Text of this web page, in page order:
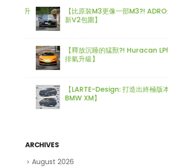
【比原裝M3更像一部M3?! ADRO最
新V2包圍】
【釋放沉睡的猛獸?! Huracan LP610
排氣升級】
【LARTE-Design: 打造出終極版本的
BMW XM】
ARCHIVES
August 2026